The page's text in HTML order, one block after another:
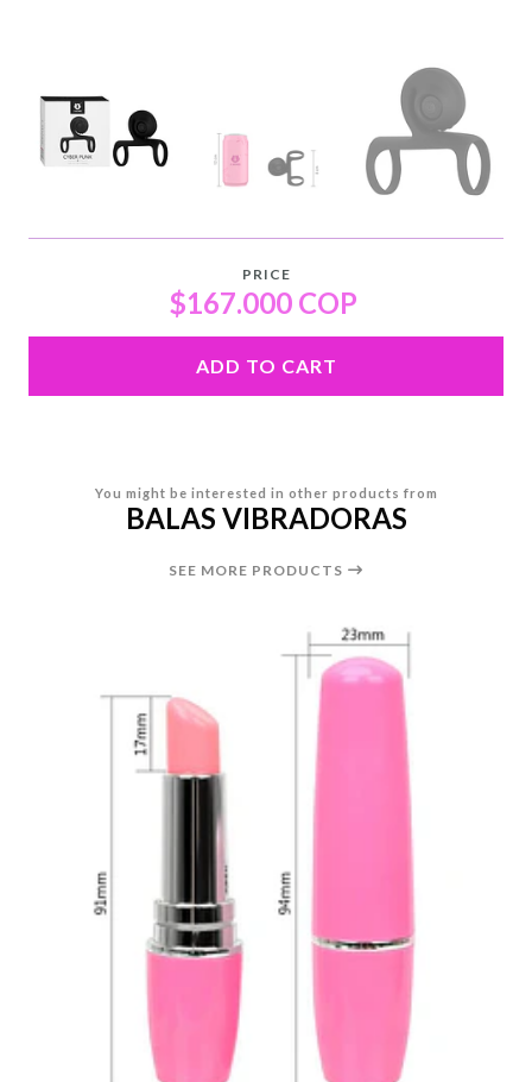
PRICE
$167.000 COP
ADD TO CART
You might be interested in other products from
BALAS VIBRADORAS
SEE MORE PRODUCTS